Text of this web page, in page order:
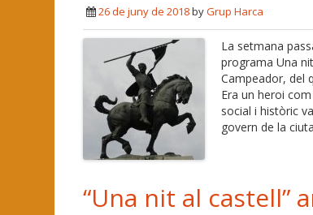
26 de juny de 2018byGrup Harca
La setmana
programa Una
Campeador, del
Era un heroi
social i històric
govern de la
“Una nit al castell”